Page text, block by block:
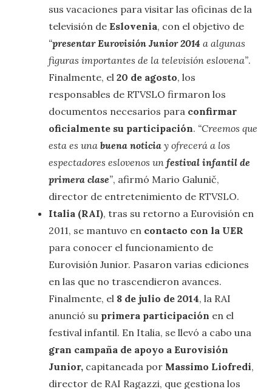
sus vacaciones para visitar las oficinas de la
televisión de Eslovenia, con el objetivo de
“presentar Eurovisión Junior 2014 a algunas
figuras importantes de la televisión eslovena”.
Finalmente, el 20 de agosto, los
responsables de RTVSLO firmaron los
documentos necesarios para confirmar
oficialmente su participación. “Creemos que
esta es una buena noticia y ofrecerá a los
espectadores eslovenos un festival infantil de
primera clase”, afirmó Mario Galunič,
director de entretenimiento de RTVSLO.
Italia (RAI), tras su retorno a Eurovisión en
2011, se mantuvo en contacto con la UER
para conocer el funcionamiento de
Eurovisión Junior. Pasaron varias ediciones
en las que no trascendieron avances.
Finalmente, el 8 de julio de 2014, la RAI
anunció su primera participación en el
festival infantil. En Italia, se llevó a cabo una
gran campaña de apoyo a Eurovisión
Junior, capitaneada por Massimo Liofredi,
director de RAI Ragazzi, que gestiona los